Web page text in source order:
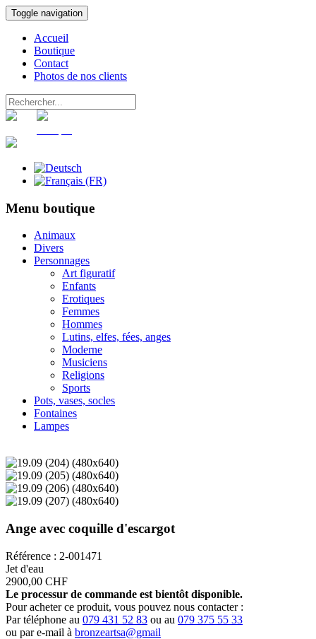
Toggle navigation
Accueil
Boutique
Contact
Photos de nos clients
Menu boutique
Animaux
Divers
Personnages
Art figuratif
Enfants
Erotiques
Femmes
Hommes
Lutins, elfes, fées, anges
Moderne
Musiciens
Religions
Sports
Pots, vases, socles
Fontaines
Lampes
Ange avec coquille d'escargot
Référence : 2-001471
Jet d'eau
2900,00 CHF
Le processur de commande est bientôt disponible.
Pour acheter ce produit, vous pouvez nous contacter :
Par téléphone au 079 431 52 83 ou au 079 375 55 33
ou par e-mail à bronzeartsa@gmail